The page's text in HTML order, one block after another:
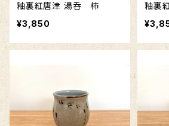
釉裏紅唐津 湯呑 柿
¥3,850
釉裏